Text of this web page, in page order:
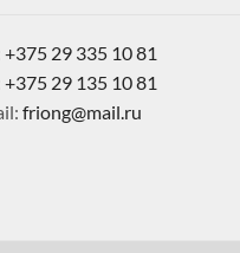
+375 29 335 10 81
+375 29 135 10 81
friong@mail.ru